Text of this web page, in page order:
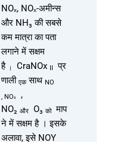
NOₓ, NOₓ-अमीन्स
और NH₃ की सबसे
कम मात्रा का पता
लगाने में सक्षम
है । CraNOx
प्र
णाली एकसाथ NO
, NOₓ,
NO₂ औरO₃ कोमाप
ने में सक्षम है । इसके
अलावा, इसे NOY